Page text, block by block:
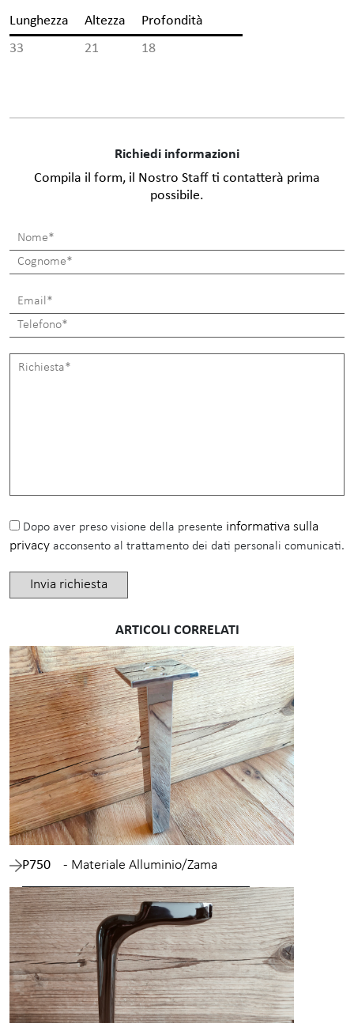
Lunghezza
Altezza
Profondità
33
21 18
Richiedi informazioni
Compila il form, il Nostro Staff ti contatterà prima
possibile.
Dopo aver preso visione della presente informativa sulla
privacy acconsento al trattamento dei dati personali comunicati.
ARTICOLI CORRELATI
P750 - Materiale Alluminio/Zama